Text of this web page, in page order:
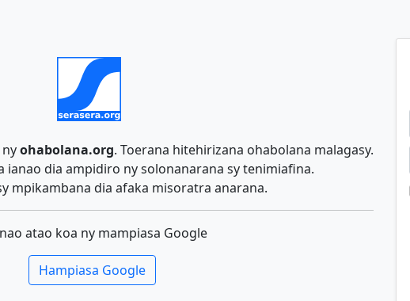
ohabolana.org. Toerana hitehirizana ohabolana malagasy.
ianao dia ampidiro ny solonanarana sy tenimiafina.
mpikambana dia afaka misoratra anarana.
atao koa ny mampiasa Google
Hampiasa Google